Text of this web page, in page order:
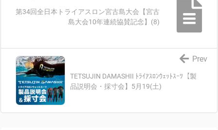
第34回全日本トライアスロン宮古島大会【宮古
島大会10年連続協賛記念】(8)
TETSUJIN DAMASHII ﾄﾗｲｱｽﾛﾝｳｪｯﾄｽｰﾂ【製
品説明会・採寸会】5月19(土)
Prev